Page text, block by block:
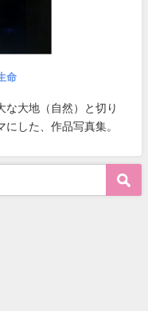
命
な大地（自然）と切り
した、作品写真集。